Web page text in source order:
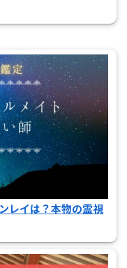
レイは？本物の霊視